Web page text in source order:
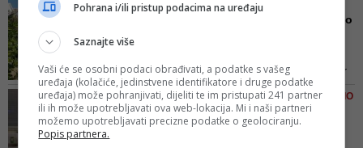
Nalaz krvi oca koji je bacio
istrage ispitao je videolinkom jer
nije željela biti u istoj prostoriji s
ocem svoje djece koji ih je gotovo
usmrtio
NAKON ŠTO IH JE OTAC BACIO
S BALKONA
Troje djece iz Paga
Pohrana i/ili pristup podacima na uređaju
Saznajte više
Vaši će se osobni podaci obrađivati, a podatke s vašeg
uređaja (kolačiće, jedinstvene identifikatore i druge podatke
uređaja) može pohranjivati, dijeliti te im pristupati 241 partner
ili ih može upotrebljavati ova web-lokacija. Mi i naši partneri
možemo upotrebljavati precizne podatke o geolociranju.
Popis partnera.